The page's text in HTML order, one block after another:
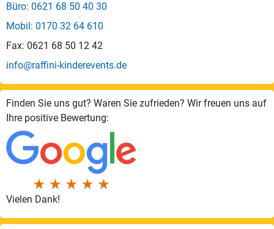
Büro: 0621 68 50 40 30
Mobil: 0170 32 64 610
Fax: 0621 68 50 12 42
info@raffini-kinderevents.de
Finden Sie uns gut? Waren Sie zufrieden? Wir freuen uns auf
Ihre positive Bewertung:
Vielen Dank!